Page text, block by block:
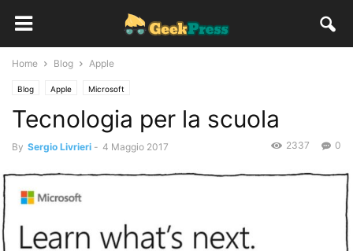
Home Blog Apple
Blog Apple Microsoft
Tecnologia per la scuola
By Sergio Livrieri - 4 Maggio 2017 0
2337